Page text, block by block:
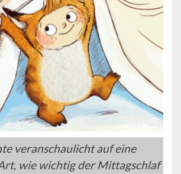
veranschaulicht auf eine
wie wichtig der Mittagschlaf